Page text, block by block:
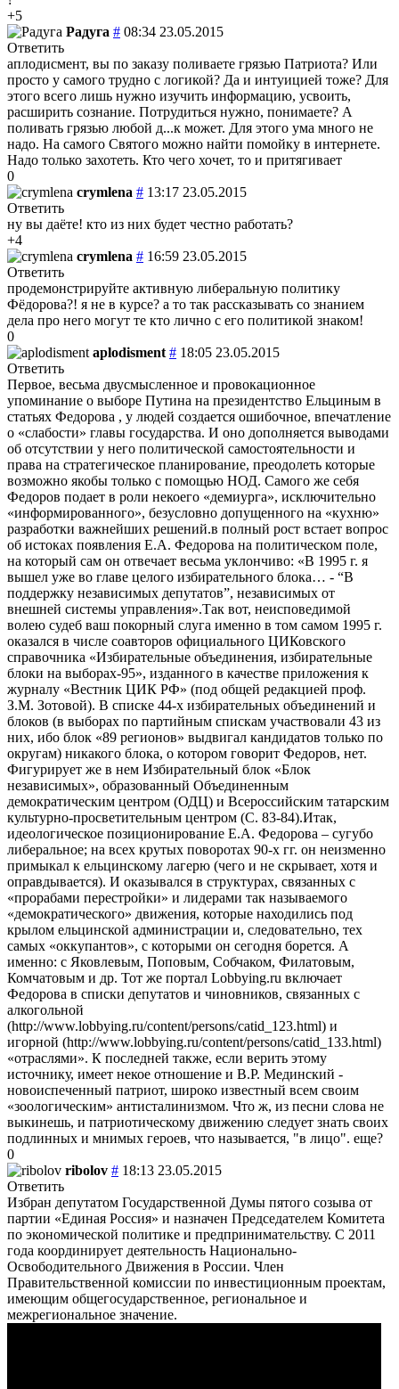
+5
Радуга # 08:34 23.05.2015
Ответить
аплодисмент, вы по заказу поливаете грязью Патриота? Или
просто у самого трудно с логикой? Да и интуицией тоже? Для
этого всего лишь нужно изучить информацию, усвоить,
расширить сознание. Потрудиться нужно, понимаете? А
поливать грязью любой д...к может. Для этого ума много не
надо. На самого Святого можно найти помойку в интернете.
Надо только захотеть. Кто чего хочет, то и притягивает
0
crymlena # 13:17 23.05.2015
Ответить
ну вы даёте! кто из них будет честно работать?
+4
crymlena # 16:59 23.05.2015
Ответить
продемонстрируйте активную либеральную политику
Фёдорова?! я не в курсе? а то так рассказывать со знанием
дела про него могут те кто лично с его политикой знаком!
0
aplodisment # 18:05 23.05.2015
Ответить
Первое, весьма двусмысленное и провокационное
упоминание о выборе Путина на президентство Ельциным в
статьях Федорова , у людей создается ошибочное, впечатление
о «слабости» главы государства. И оно дополняется выводами
об отсутствии у него политической самостоятельности и
права на стратегическое планирование, преодолеть которые
возможно якобы только с помощью НОД. Самого же себя
Федоров подает в роли некоего «демиурга», исключительно
«информированного», безусловно допущенного на «кухню»
разработки важнейших решений.в полный рост встает вопрос
об истоках появления Е.А. Федорова на политическом поле,
на который сам он отвечает весьма уклончиво: «В 1995 г. я
вышел уже во главе целого избирательного блока… - “В
поддержку независимых депутатов”, независимых от
внешней системы управления».Так вот, неисповедимой
волею судеб ваш покорный слуга именно в том самом 1995 г.
оказался в числе соавторов официального ЦИКовского
справочника «Избирательные объединения, избирательные
блоки на выборах-95», изданного в качестве приложения к
журналу «Вестник ЦИК РФ» (под общей редакцией проф.
З.М. Зотовой). В списке 44-х избирательных объединений и
блоков (в выборах по партийным спискам участвовали 43 из
них, ибо блок «89 регионов» выдвигал кандидатов только по
округам) никакого блока, о котором говорит Федоров, нет.
Фигурирует же в нем Избирательный блок «Блок
независимых», образованный Объединенным
демократическим центром (ОДЦ) и Всероссийским татарским
культурно-просветительным центром (С. 83-84).Итак,
идеологическое позиционирование Е.А. Федорова – сугубо
либеральное; на всех крутых поворотах 90-х гг. он неизменно
примыкал к ельцинскому лагерю (чего и не скрывает, хотя и
оправдывается). И оказывался в структурах, связанных с
«прорабами перестройки» и лидерами так называемого
«демократического» движения, которые находились под
крылом ельцинской администрации и, следовательно, тех
самых «оккупантов», с которыми он сегодня борется. А
именно: с Яковлевым, Поповым, Собчаком, Филатовым,
Комчатовым и др. Тот же портал Lobbying.ru включает
Федорова в списки депутатов и чиновников, связанных с
алкогольной
(http://www.lobbying.ru/content/persons/catid_123.html) и
игорной (http://www.lobbying.ru/content/persons/catid_133.html)
«отраслями». К последней также, если верить этому
источнику, имеет некое отношение и В.Р. Мединский -
новоиспеченный патриот, широко известный всем своим
«зоологическим» антисталинизмом. Что ж, из песни слова не
выкинешь, и патриотическому движению следует знать своих
подлинных и мнимых героев, что называется, "в лицо". еще?
0
ribolov # 18:13 23.05.2015
Ответить
Избран депутатом Государственной Думы пятого созыва от
партии «Единая Россия» и назначен Председателем Комитета
по экономической политике и предпринимательству. С 2011
года координирует деятельность Национально-
Освободительного Движения в России. Член
Правительственной комиссии по инвестиционным проектам,
имеющим общегосударственное, региональное и
межрегиональное значение.